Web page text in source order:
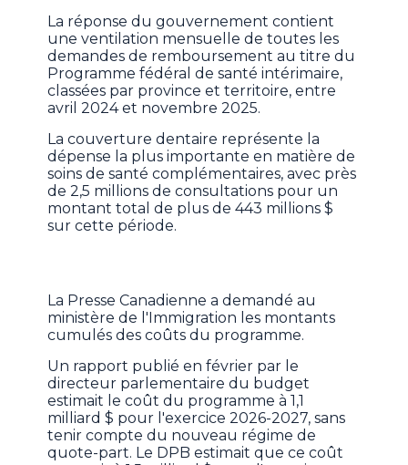
La réponse du gouvernement contient
une ventilation mensuelle de toutes les
demandes de remboursement au titre du
Programme fédéral de santé intérimaire,
classées par province et territoire, entre
avril 2024 et novembre 2025.
La couverture dentaire représente la
dépense la plus importante en matière de
soins de santé complémentaires, avec près
de 2,5 millions de consultations pour un
montant total de plus de 443 millions $
sur cette période.
La Presse Canadienne a demandé au
ministère de l'Immigration les montants
cumulés des coûts du programme.
Un rapport publié en février par le
directeur parlementaire du budget
estimait le coût du programme à 1,1
milliard $ pour l'exercice 2026-2027, sans
tenir compte du nouveau régime de
quote-part. Le DPB estimait que ce coût